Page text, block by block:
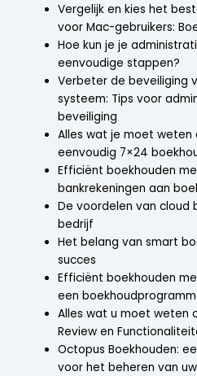
Vergelijk en kies het
voor Mac-gebruikers:
Hoe kun je je
eenvoudige stappen?
Verbeter de beveiliging
systeem: Tips voor
beveiliging
Alles wat je moet
eenvoudig 7×24
Efficiënt boekhouden
bankrekeningen aan
De voordelen van cloud
bedrijf
Het belang van smart
succes
Efficiënt boekhouden
een
Alles wat u moet weten
Review en
Octopus Boekhouden:
voor het beheren van